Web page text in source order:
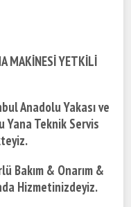
MAKİNESİ YETKİLİ
Anadolu Yakası ve
Yana Teknik Servis
Bakım & Onarım &
Hizmetinizdeyiz.